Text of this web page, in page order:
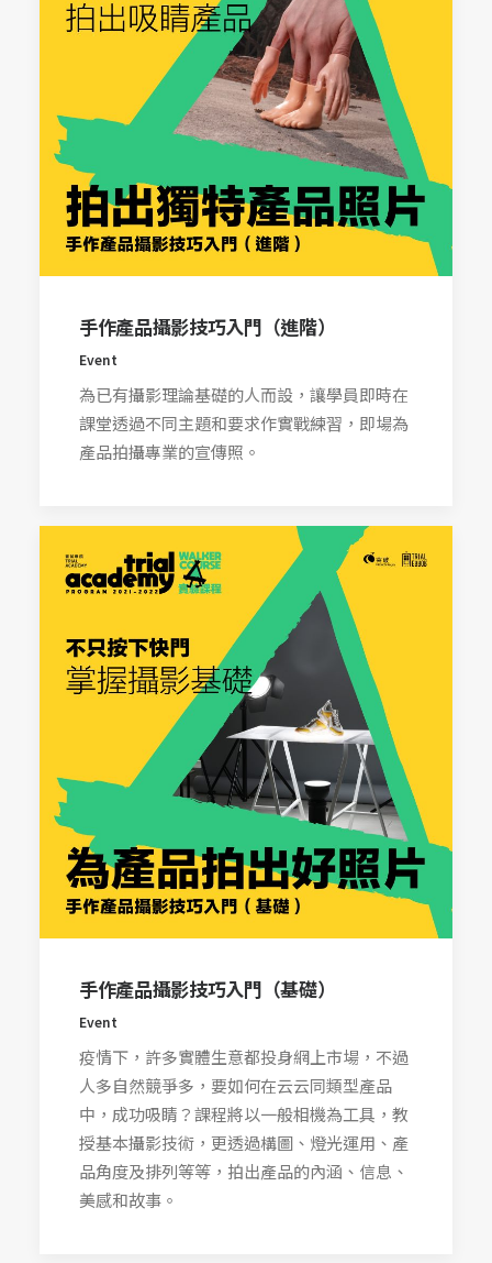
手作產品攝影技巧入門（進階）
Event
為已有攝影理論基礎的人而設，讓學員即時在
課堂透過不同主題和要求作實戰練習，即場為
產品拍攝專業的宣傳照。
手作產品攝影技巧入門（基礎）
Event
疫情下，許多實體生意都投身網上市場，不過
人多自然競爭多，要如何在云云同類型產品
中，成功吸睛？課程將以一般相機為工具，教
授基本攝影技術，更透過構圖、燈光運用、產
品角度及排列等等，拍出產品的內涵、信息、
美感和故事。